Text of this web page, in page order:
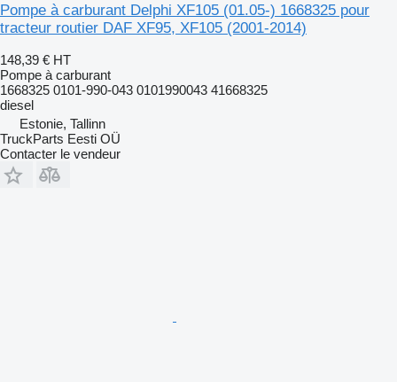
Pompe à carburant Delphi XF105 (01.05-) 1668325 pour
tracteur routier DAF XF95, XF105 (2001-2014)
148,39 € HT
Pompe à carburant
1668325 0101-990-043 0101990043 41668325
diesel
Estonie, Tallinn
TruckParts Eesti OÜ
Contacter le vendeur